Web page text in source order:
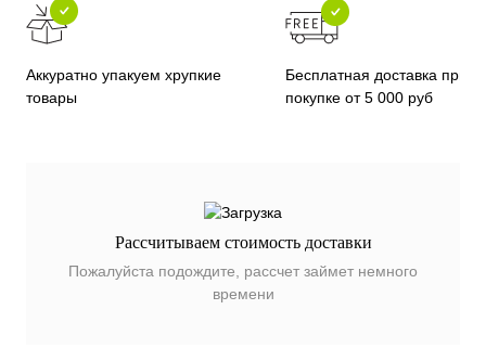
Аккуратно упакуем хрупкие
товары
Бесплатная доставка при
покупке от 5 000 руб
Рассчитываем стоимость доставки
Пожалуйста подождите, рассчет займет немного
времени